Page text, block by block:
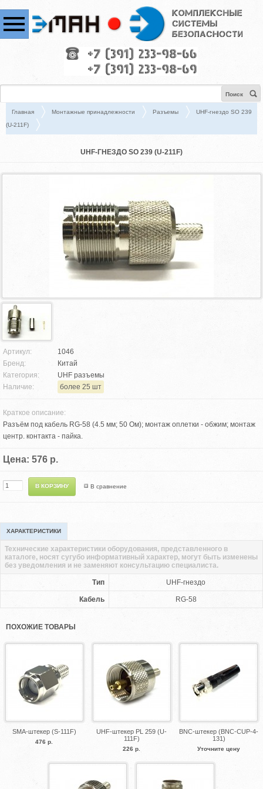
Поиск
Главная Монтажные принадлежности Разъемы
UHF-гнездо SO 239
(U-211F)
UHF-ГНЕЗДО SO 239 (U-211F)
Артикул:
1046
Бренд:
Китай
Категория:
UHF разъемы
Наличие:
более 25 шт
Краткое описание:
Разъём под кабель RG-58 (4.5 мм; 50 Ом); монтаж оплетки - обжим; монтаж
центр. контакта - пайка.
Цена: 576 р.
В сравнение
ХАРАКТЕРИСТИКИ
Тип UHF-гнездо
Кабель RG-58
Технические характеристики оборудования, представленного в
каталоге, носят сугубо информативный характер, могут быть изменены
без уведомления и не заменяют консультацию специалиста.
ПОХОЖИЕ ТОВАРЫ
SMA-штекер (S-111F)
476 р.
UHF-штекер PL 259 (U-
111F)
226 р.
BNC-штекер (BNC-CUP-4-
131)
Уточните цену